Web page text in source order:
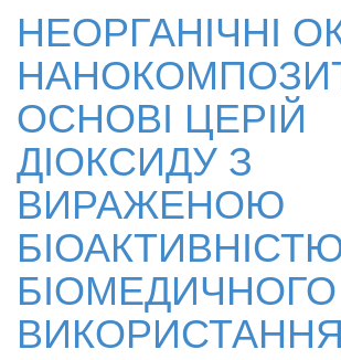
НЕОРГАНІЧНІ
ОСНОВІ ЦЕРІЙ
ДІОКСИДУ З
ВИРАЖЕНОЮ
БІОМЕДИЧНОГО
ВИКОРИСТАННЯ